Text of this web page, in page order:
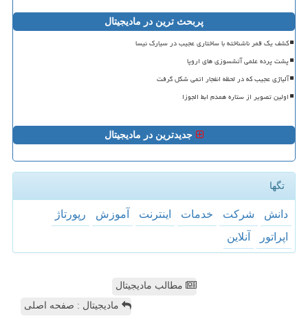
پربحث ترین در مادیجیتال
کشف یک قمر ناشناخته با ساختاری عجیب در سیارک نیسا
پشت پرده علمی آتشسوزی های اروپا
آلیاژی عجیب که در لحظه انفجار اتمی شکل گرفت
اولین تصویر از ستاره همدم ابط الجوزا
جدیدترین در مادیجیتال
تگها
دانش شركت خدمات اینترنت آموزش
رپورتاژ
اپراتور
آنلاین
مطالب مادیجیتال
مادیجیتال : صفحه اصلی